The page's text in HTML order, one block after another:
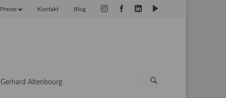
Blog
Kontakt
Presse
Gerhard Altenbourg